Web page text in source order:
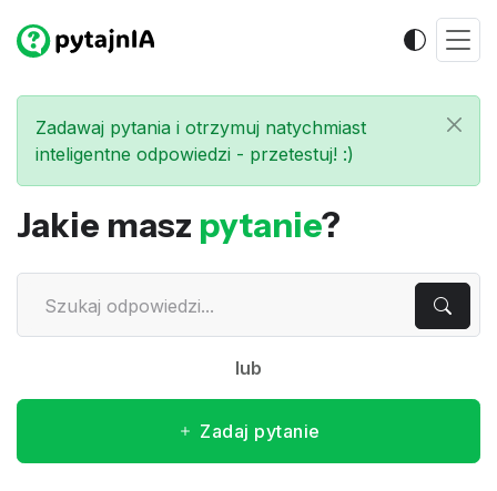
Zadawaj pytania i otrzymuj natychmiast
inteligentne odpowiedzi - przetestuj! :)
Jakie masz pytanie?
lub
Zadaj pytanie